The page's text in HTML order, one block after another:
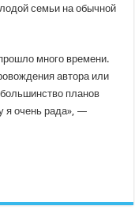
много времени.
автора или
планов
я очень рада», —